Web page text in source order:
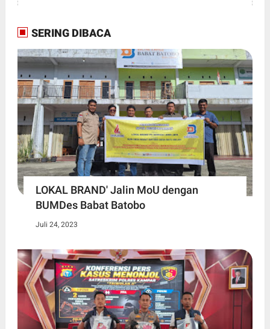
SERING DIBACA
LOKAL BRAND' Jalin MoU dengan
BUMDes Babat Batobo
Juli 24, 2023